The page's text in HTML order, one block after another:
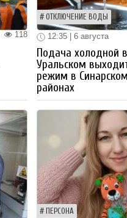
118
ОТКЛЮЧЕНИЕ ВОДЫ
12:35 | 6 августа
Подача холодной
Уральском
режим в
районах
ПЕРСОНА